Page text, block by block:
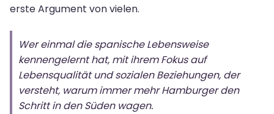
erste Argument von vielen.
Wer einmal die spanische Lebensweise
kennengelernt hat, mit ihrem Fokus auf
Lebensqualität und sozialen Beziehungen, der
versteht, warum immer mehr Hamburger den
Schritt in den Süden wagen.